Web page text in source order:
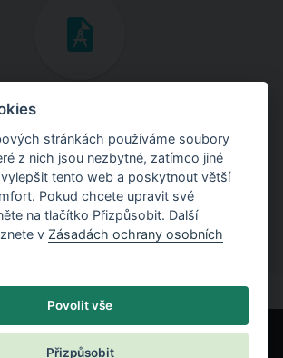
Inženýrské manuály
s teoretickými i praktickými ukázkami
použití programů.
stránkách používáme soubory
z nich jsou nezbytné, zatímco jiné
tento web a poskytnout větší
Pokud chcete upravit své
na tlačítko Přizpůsobit. Další
v Zásadách ochrany osobních
Povolit vše
Přizpůsobit